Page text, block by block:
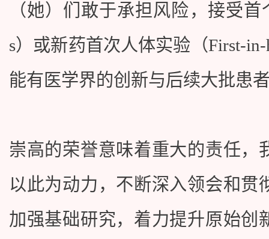
（她）们敢于承担风险，接受
s）或新药首次人体实验（First-
能有医学界的创新与后续大批患
崇高的荣誉意味着重大的责任，
以此为动力，不断深入领会和贯
加强基础研究，着力提升原始创